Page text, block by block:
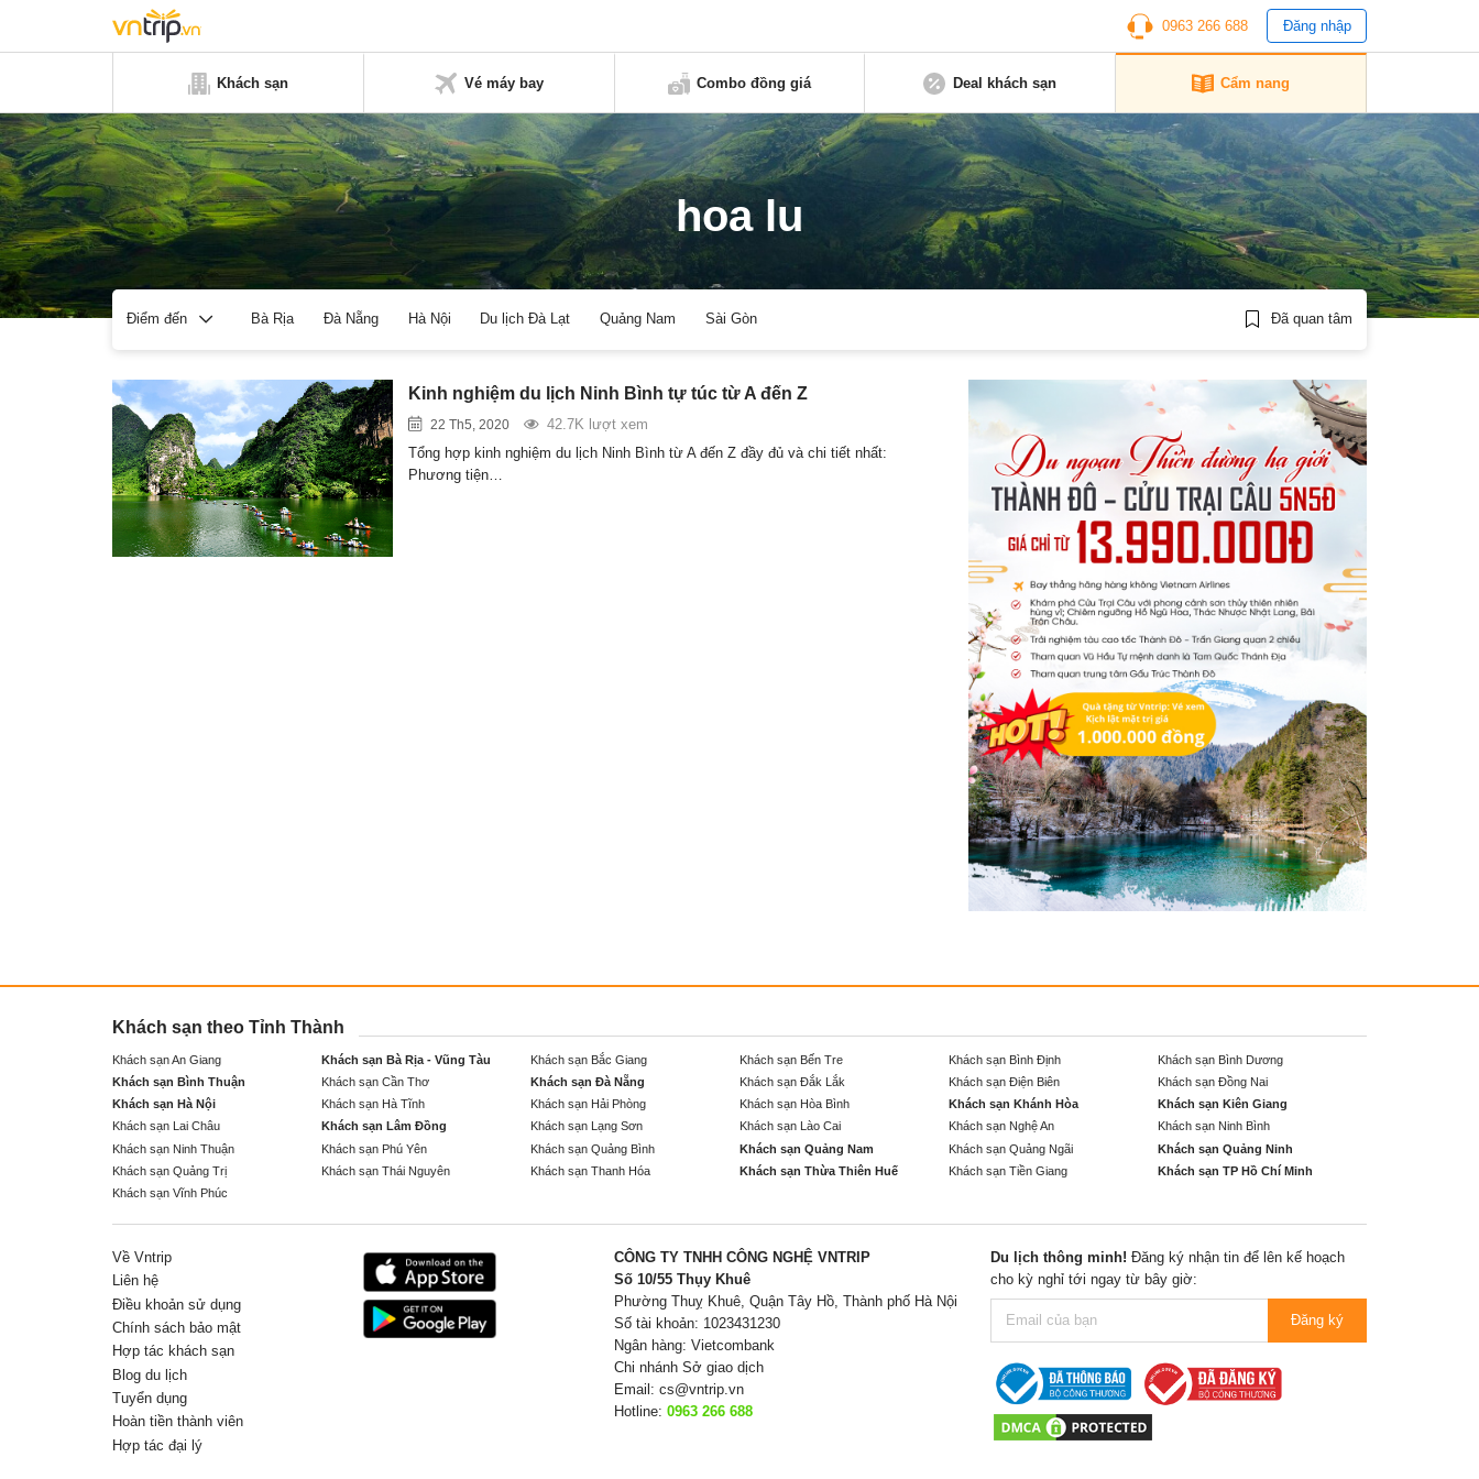
0963 266 688 Đăng nhập
Khách sạn Vé máy bay Combo đồng giá Deal khách sạn Cẩm nang
hoa lu
Điểm đến Bà Rịa Đà Nẵng Hà Nội Du lịch Đà Lạt Quảng Nam Sài Gòn Đã quan tâm
Kinh nghiệm du lịch Ninh Bình tự túc từ A đến Z
22 Th5, 2020
42.7K lượt xem
Tổng hợp kinh nghiệm du lịch Ninh Bình từ A đến Z đầy đủ và chi tiết nhất:
Phương tiện…
Khách sạn theo Tỉnh Thành
Khách sạn An Giang Khách sạn Bà Rịa - Vũng Tàu Khách sạn Bắc Giang Khách sạn Bến Tre Khách sạn Bình Định
Khách sạn Bình Dương
Khách sạn Bình Thuận
Khách sạn Cần Thơ Khách sạn Đà Nẵng Khách sạn Đắk Lắk Khách sạn Điện Biên
Khách sạn Đồng Nai
Khách sạn Hà Nội
Khách sạn Hà Tĩnh Khách sạn Hải Phòng Khách sạn Hòa Bình Khách sạn Khánh Hòa
Khách sạn Kiên Giang
Khách sạn Lai Châu
Khách sạn Lâm Đồng Khách sạn Lạng Sơn Khách sạn Lào Cai Khách sạn Nghệ An
Khách sạn Ninh Bình
Khách sạn Ninh Thuận
Khách sạn Phú Yên Khách sạn Quảng Bình Khách sạn Quảng Nam Khách sạn Quảng Ngãi
Khách sạn Quảng Ninh
Khách sạn Quảng Trị
Khách sạn Thái Nguyên Khách sạn Thanh Hóa Khách sạn Thừa Thiên Huế Khách sạn Tiền Giang
Khách sạn TP Hồ Chí Minh
Khách sạn Vĩnh Phúc
Về Vntrip
Liên hệ
Điều khoản sử dụng
Chính sách bảo mật
Hợp tác khách sạn
Blog du lịch
Tuyển dụng
Hoàn tiền thành viên
Hợp tác đại lý
CÔNG TY TNHH CÔNG NGHỆ VNTRIP
Số 10/55 Thụy Khuê
Phường Thuỵ Khuê, Quận Tây Hồ, Thành phố Hà Nội
Số tài khoản: 1023431230
Ngân hàng: Vietcombank
Chi nhánh Sở giao dịch
Email: cs@vntrip.vn
Hotline: 0963 266 688
Du lịch thông minh! Đăng ký nhận tin để lên kế hoạch
cho kỳ nghỉ tới ngay từ bây giờ:
Đăng ký